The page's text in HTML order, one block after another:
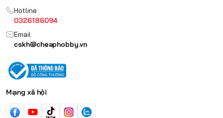
Hotline
0326186094
Email
cskh@cheaphobby.vn
Mạng xã hội